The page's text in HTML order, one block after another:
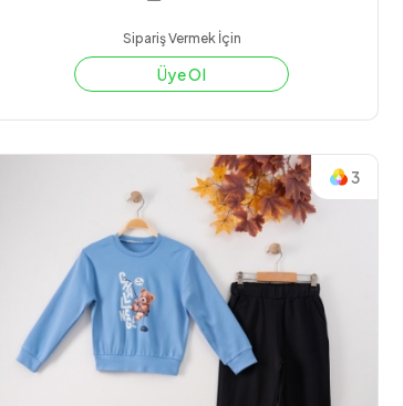
Sipariş Vermek İçin
Üye Ol
3